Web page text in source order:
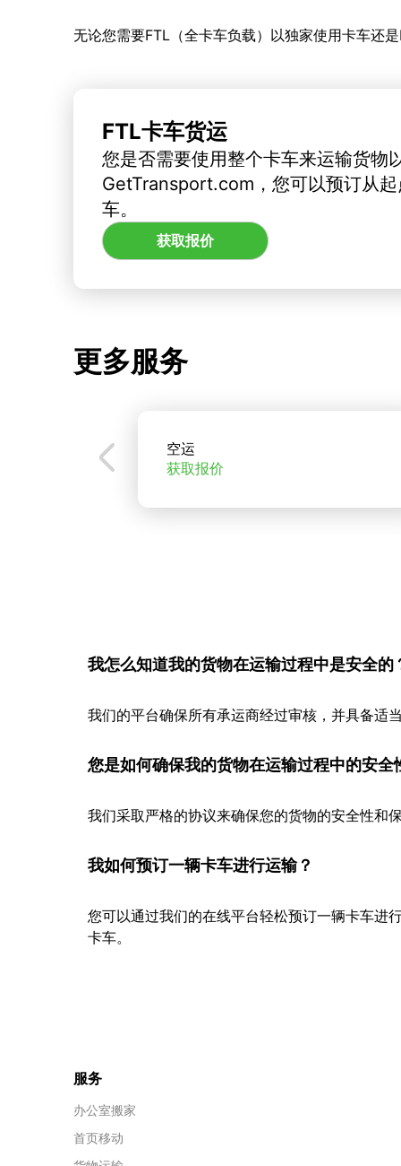
无论您需要FTL（全卡车负载）以独家使用卡车还
FTL卡车货运
您是否需要使用整个卡车来运输货物
GetTransport.com，您可以预订从
车。
获取报价
更多服务
空运
获取报价
我怎么知道我的货物在运输过程中是安全的
我们的平台确保所有承运商经过审核，并具备适
您是如何确保我的货物在运输过程中的安全
我们采取严格的协议来确保您的货物的安全性和
我如何预订一辆卡车进行运输？
您可以通过我们的在线平台轻松预订一辆卡车进
卡车。
服务
办公室搬家
首页移动